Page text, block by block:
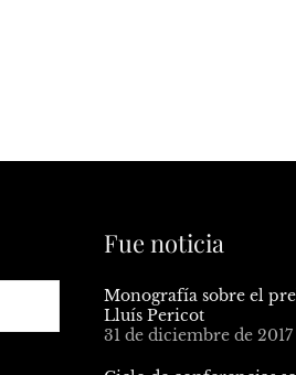
Fue noticia
Monografía sobre el
Lluís Pericot
31 de diciembre de 2017